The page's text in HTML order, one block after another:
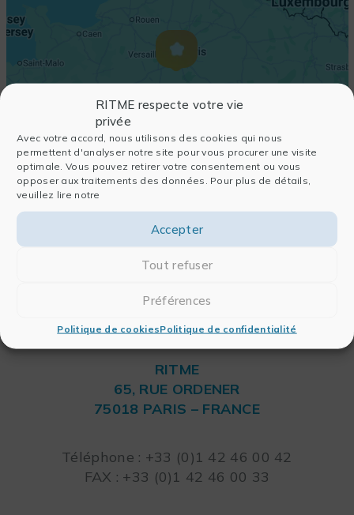
RITME respecte votre vie
privée
Avec votre accord, nous utilisons des cookies qui nous
permettent d'analyser notre site pour vous procurer une visite
optimale. Vous pouvez retirer votre consentement ou vous
opposer aux traitements des données. Pour plus de détails,
veuillez lire notre
Accepter
Tout refuser
Préférences
Politique de cookiesPolitique de confidentialité
RITME
65, RUE ORDENER
75018 PARIS – FRANCE
Téléphone : +33 (0)1 42 46 00 42
FAX : +33 (0)1 42 46 00 33